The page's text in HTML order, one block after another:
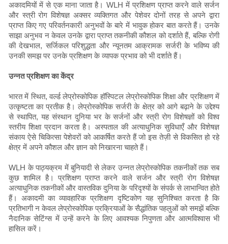
अकादमियों में से एक माना जाता है। WLH में प्रशिक्षण प्राप्त करने वाले सर्जन
और स्त्री रोग विशेषज्ञ अक्सर व्यक्तिगत और पेशेवर दोनों तरह से अपने द्वारा
प्राप्त किए गए परिवर्तनकारी अनुभवों के बारे में भावुक होकर बात करते हैं। उनके
साझा अनुभव न केवल उनके द्वारा प्राप्त तकनीकी कौशल को दर्शाते हैं, बल्कि रोगी
की देखभाल, सर्जिकल परिशुद्धता और न्यूनतम आक्रामक सर्जरी के भविष्य की
उनकी समझ पर उनके प्रशिक्षण के व्यापक प्रभाव को भी दर्शाते हैं।
उन्नत प्रशिक्षण का केंद्र
भारत में स्थित, वर्ल्ड लेप्रोस्कोपिक हॉस्पिटल लेप्रोस्कोपिक शिक्षा और प्रशिक्षण में
उत्कृष्टता का प्रतीक है। लेप्रोस्कोपिक सर्जरी के क्षेत्र को आगे बढ़ाने के उद्देश्य
से स्थापित, यह संस्थान दुनिया भर के सर्जनों और स्त्री रोग विशेषज्ञों को विश्व
स्तरीय शिक्षा प्रदान करता है। अस्पताल की अत्याधुनिक सुविधाएँ और विशेषज्ञ
संकाय ऐसे चिकित्सा पेशेवरों को आकर्षित करते हैं जो इस तेज़ी से विकसित हो रहे
क्षेत्र में अपने कौशल और ज्ञान को निखारना चाहते हैं।
WLH के पाठ्यक्रम में बुनियादी से लेकर उन्नत लेप्रोस्कोपिक तकनीकों तक सब
कुछ शामिल है। प्रशिक्षण प्राप्त करने वाले सर्जन और स्त्री रोग विशेषज्ञ
अत्याधुनिक तकनीकों और वास्तविक दुनिया के परिदृश्यों के संपर्क से लाभान्वित होते
हैं। अकादमी का व्यावहारिक प्रशिक्षण दृष्टिकोण यह सुनिश्चित करता है कि
प्रतिभागी न केवल लेप्रोस्कोपिक प्रक्रियाओं के सैद्धांतिक पहलुओं को समझें बल्कि
नैदानिक ​​​​सेटिंग्स में उन्हें करने के लिए आवश्यक निपुणता और आत्मविश्वास भी
हासिल करें।